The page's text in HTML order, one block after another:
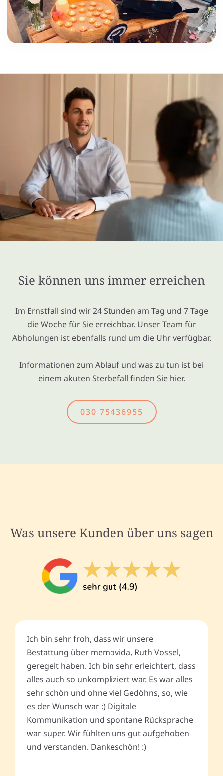
Sie können uns immer erreichen
Im Ernstfall sind wir 24 Stunden am Tag und 7 Tage
die Woche für Sie erreichbar. Unser Team für
Abholungen ist ebenfalls rund um die Uhr verfügbar.
Informationen zum Ablauf und was zu tun ist bei
einem akuten Sterbefall finden Sie hier.
030 75436955
Was unsere Kunden über uns sagen
Ich bin sehr froh, dass wir unsere
Bestattung über memovida, Ruth Vossel,
geregelt haben. Ich bin sehr erleichtert, dass
alles auch so unkompliziert war. Es war alles
sehr schön und ohne viel Gedöhns, so, wie
es der Wunsch war :) Digitale
Kommunikation und spontane Rücksprache
war super. Wir fühlten uns gut aufgehoben
und verstanden. Dankeschön! :)